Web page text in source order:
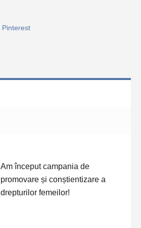
Pinterest
Am început campania de
promovare și conștientizare a
drepturilor femeilor!